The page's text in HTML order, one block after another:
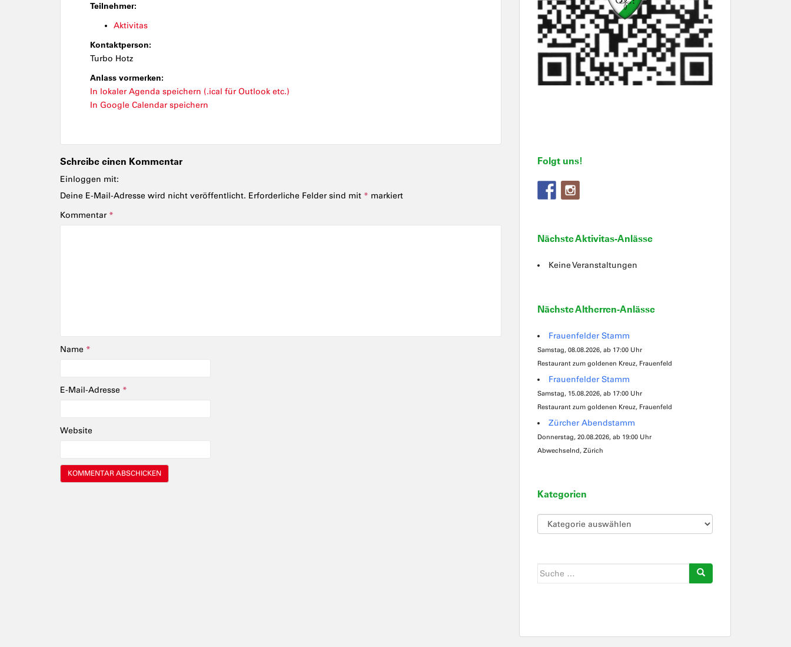
Teilnehmer:
Aktivitas
Kontaktperson:
Turbo Hotz
Anlass vormerken:
In lokaler Agenda speichern (.ical für Outlook etc.)
In Google Calendar speichern
Schreibe einen Kommentar
Einloggen mit:
Deine E-Mail-Adresse wird nicht veröffentlicht. Erforderliche Felder sind mit * markiert
Kommentar *
Name *
E-Mail-Adresse *
Website
Folgt uns!
Nächste Aktivitas-Anlässe
Keine Veranstaltungen
Nächste Altherren-Anlässe
Frauenfelder Stamm
Samstag, 08.08.2026, ab 17:00 Uhr
Restaurant zum goldenen Kreuz, Frauenfeld
Frauenfelder Stamm
Samstag, 15.08.2026, ab 17:00 Uhr
Restaurant zum goldenen Kreuz, Frauenfeld
Zürcher Abendstamm
Donnerstag, 20.08.2026, ab 19:00 Uhr
Abwechselnd, Zürich
Kategorien
Kategorien
Suche